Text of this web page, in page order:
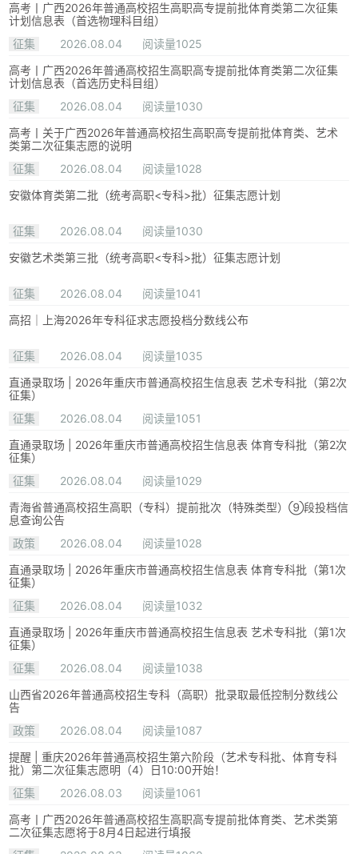
高考丨广西2026年普通高校招生高职高专提前批体育类第二次征集
计划信息表（首选物理科目组）
征集
2026.08.04
阅读量1025
高考丨广西2026年普通高校招生高职高专提前批体育类第二次征集
计划信息表（首选历史科目组）
征集
2026.08.04
阅读量1030
高考丨关于广西2026年普通高校招生高职高专提前批体育类、艺术
类第二次征集志愿的说明
征集
2026.08.04
阅读量1028
安徽体育类第二批（统考高职<专科>批）征集志愿计划
征集 2026.08.04
阅读量1030
安徽艺术类第三批（统考高职<专科>批）征集志愿计划
征集 2026.08.04
阅读量1041
高招｜上海2026年专科征求志愿投档分数线公布
征集 2026.08.04
阅读量1035
直通录取场 | 2026年重庆市普通高校招生信息表 艺术专科批（第2次
征集）
征集
2026.08.04
阅读量1051
直通录取场 | 2026年重庆市普通高校招生信息表 体育专科批（第2次
征集）
征集
2026.08.04
阅读量1029
青海省普通高校招生高职（专科）提前批次（特殊类型）⑨段投档信
息查询公告
政策
2026.08.04
阅读量1028
直通录取场 | 2026年重庆市普通高校招生信息表 体育专科批（第1次
征集）
征集
2026.08.04
阅读量1032
直通录取场 | 2026年重庆市普通高校招生信息表 艺术专科批（第1次
征集）
征集
2026.08.04
阅读量1038
山西省2026年普通高校招生专科（高职）批录取最低控制分数线公
告
政策
2026.08.04
阅读量1087
提醒 | 重庆2026年普通高校招生第六阶段（艺术专科批、体育专科
批）第二次征集志愿明（4）日10:00开始！
征集
2026.08.03
阅读量1061
高考丨广西2026年普通高校招生高职高专提前批体育类、艺术类第
二次征集志愿将于8月4日起进行填报